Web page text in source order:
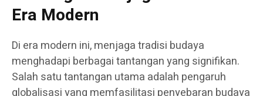
Era Modern
Di era modern ini, menjaga tradisi budaya
menghadapi berbagai tantangan yang signifikan.
Salah satu tantangan utama adalah pengaruh
globalisasi yang memfasilitasi penyebaran budaya